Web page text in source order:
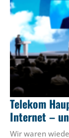
Telekom
Internet –
Wir waren